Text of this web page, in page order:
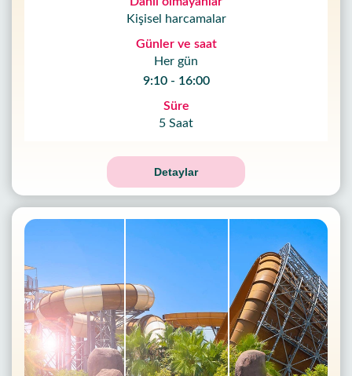
Kişisel harcamalar
Günler ve saat
Her gün
9:10 - 16:00
Süre
5 Saat
Detaylar